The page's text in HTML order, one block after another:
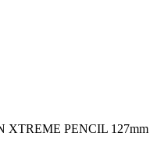
XTREME PENCIL 127mm